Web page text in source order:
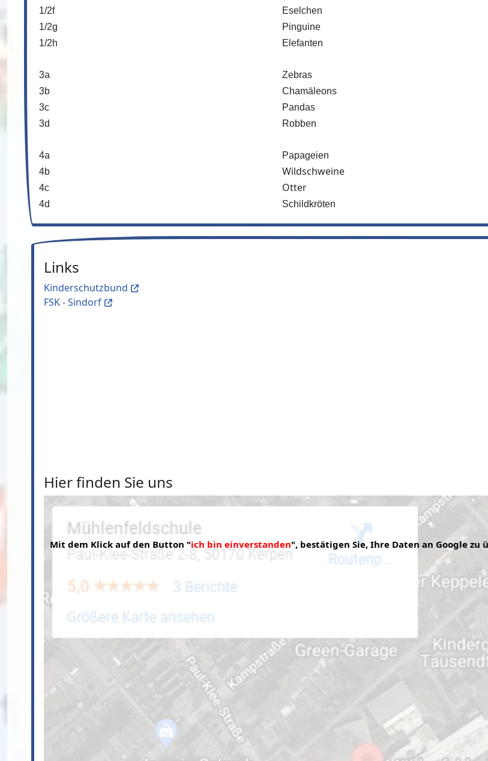
1/2f
Eselchen
1/2g
Pinguine
1/2h
Elefanten
3a Zebras
3b
Chamäleons
3c
Pandas
3d
Robben
4a Papageien
4b
Wildschweine
4c
Otter
4d
Schildkröten
Links
Kinderschutzbund
FSK - Sindorf
Hier finden Sie uns
Mit dem Klick auf den Button "ich bin einverstanden", bestätigen Sie, Ihre Daten an Google